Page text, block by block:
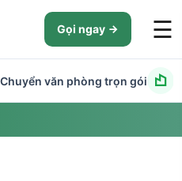
Gọi ngay ☰
Chuyển văn phòng trọn gói